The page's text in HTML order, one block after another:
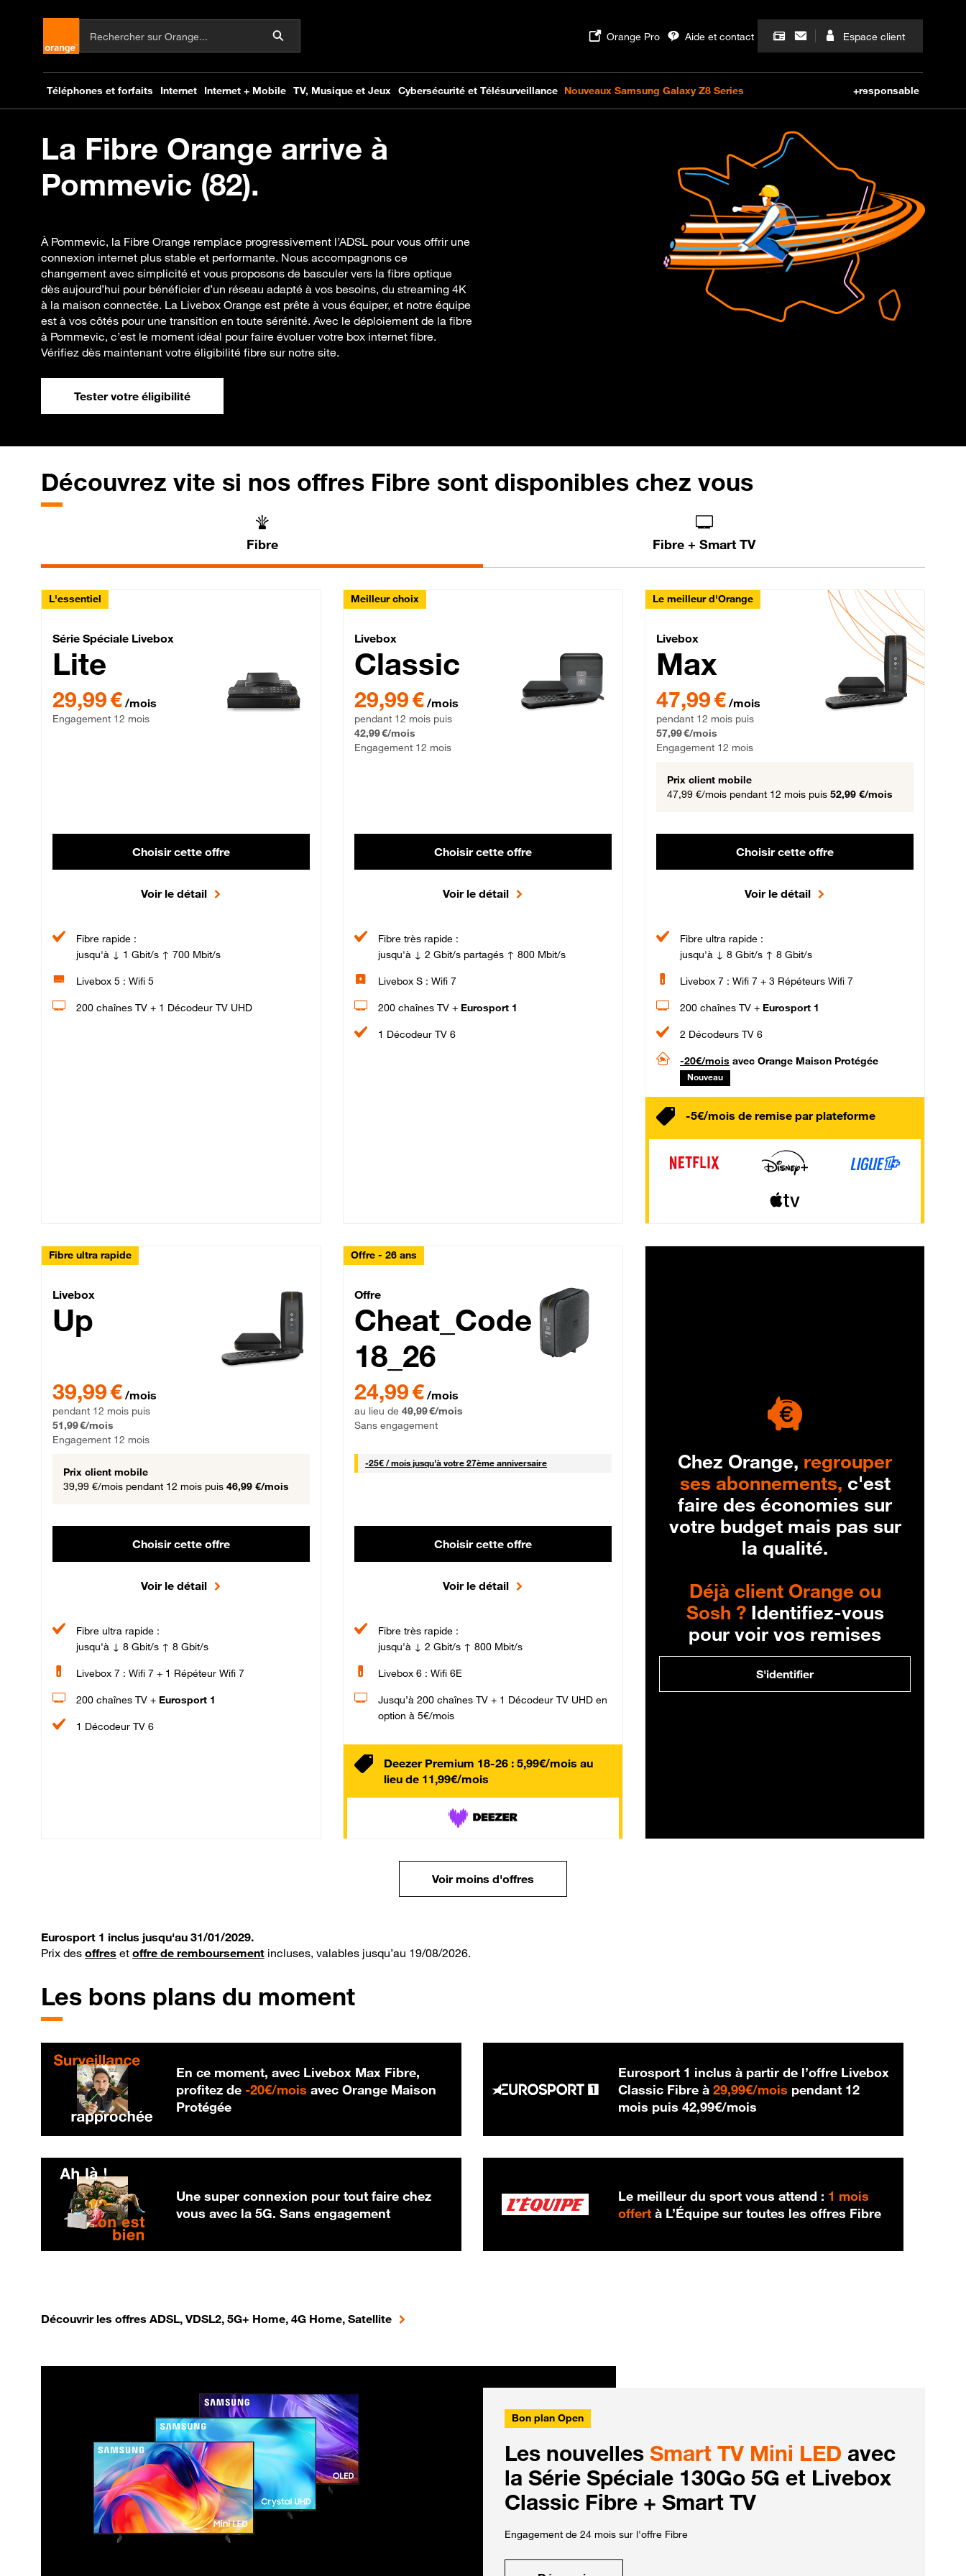
La Fibre Orange arrive à
Pommevic (82).
À Pommevic, la Fibre Orange remplace progressivement l’ADSL pour vous offrir une
connexion internet plus stable et performante. Nous accompagnons ce
changement avec simplicité et vous proposons de basculer vers la fibre optique
dès aujourd’hui pour bénéficier d’un réseau adapté à vos besoins, du streaming 4K
à la maison connectée. La Livebox Orange est prête à vous équiper, et notre équipe
est à vos côtés pour une transition en toute sérénité. Avec le déploiement de la fibre
à Pommevic, c’est le moment idéal pour faire évoluer votre box internet fibre.
Vérifiez dès maintenant votre éligibilité fibre sur notre site.
Tester votre éligibilité
Découvrez vite si nos offres Fibre sont disponibles chez vous
Fibre Fibre + Smart TV
L'essentiel
Série Spéciale Livebox Lite Fibre
Série Spéciale Livebox
Lite
29,99 € par mois , Engagement 12 mois
29,99 € /mois
Engagement 12 mois
Choisir cette offre
Voir le détail
Fibre rapide :
jusqu'à ↓ 1 Gbit/s ↑ 700 Mbit/s
Livebox 5 : Wifi 5
200 chaînes TV + 1 Décodeur TV UHD
Meilleur choix
Livebox Classic Fibre
Livebox
Classic
29,99 € par mois pendant 12 mois puis 42,99 € par mois, Engagement 12 mois
29,99 € /mois
pendant 12 mois puis
42,99 €/mois
Engagement 12 mois
Choisir cette offre
Voir le détail
Fibre très rapide :
jusqu'à ↓ 2 Gbit/s partagés ↑ 800 Mbit/s
Livebox S : Wifi 7
200 chaînes TV + Eurosport 1
1 Décodeur TV 6
Le meilleur d'Orange
Livebox Max Fibre
Livebox
Max
47,99 € par mois pendant 12 mois puis 57,99 € par mois,
47,99 € /mois
pendant 12 mois puis
57,99 €/mois
Engagement 12 mois
Prix client mobile
47,99 €/mois pendant 12 mois puis 52,99 €/mois
Choisir cette offre
Voir le détail
Fibre ultra rapide :
jusqu'à ↓ 8 Gbit/s ↑ 8 Gbit/s
Livebox 7 : Wifi 7 + 3 Répéteurs Wifi 7
200 chaînes TV + Eurosport 1
2 Décodeurs TV 6
-20€/mois avec Orange Maison Protégée
Nouveau
-5€/mois de remise par plateforme
Fibre ultra rapide
Livebox Up Fibre
Livebox
Up
39,99 € /mois
pendant 12 mois puis
51,99 €/mois
Engagement 12 mois
Prix client mobile
39,99 €/mois pendant 12 mois puis 46,99 €/mois
Choisir cette offre
Voir le détail
Fibre ultra rapide :
jusqu'à ↓ 8 Gbit/s ↑ 8 Gbit/s
Livebox 7 : Wifi 7 + 1 Répéteur Wifi 7
200 chaînes TV + Eurosport 1
1 Décodeur TV 6
Offre - 26 ans
Cheat_Code Fibre_18_26
Offre
Cheat_Code
18_26
24,99 € /mois
au lieu de 49,99 €/mois
Sans engagement
-25€ / mois25 € par mois
jusqu'à votre 27ème anniversaire
Choisir cette offre
Voir le détail
Fibre très rapide :
jusqu'à ↓ 2 Gbit/s ↑ 800 Mbit/s
Livebox 6 : Wifi 6E
Jusqu’à 200 chaînes TV + 1 Décodeur TV UHD en
option à 5€/mois
Deezer Premium 18-26 : 5,99€/mois au
lieu de 11,99€/mois
Chez Orange, regrouper
ses abonnements, c'est
faire des économies sur
votre budget mais pas sur
la qualité.
Déjà client Orange ou
Sosh ?Identifiez-vous
pour voir vos remises
S'identifier
Voir moins d'offres
Eurosport 1 inclus jusqu'au 31/01/2029.
Prix des offres et offre de remboursement incluses, valables jusqu’au 19/08/2026.
Les bons plans du moment
En ce moment, avec Livebox Max Fibre,
profitez de -20€/mois 20 € par mois
avec Orange Maison
Protégée
Eurosport 1 inclus à partir de l’offre Livebox
Classic Fibre à29,99€/mois 29,99 € par mois
pendant 12
mois puis42,99€/mois
Une super connexion pour tout faire chez
vous avec la 5G. Sans engagement
Le meilleur du sport vous attend : 1 mois
offert à L’Équipe sur toutes les offres Fibre
Découvrir les offres ADSL, VDSL2, 5G+ Home, 4G Home, Satellite
Bon plan Open
Les nouvelles Smart TV Mini LED avec
la Série Spéciale 130Go 5G et Livebox
Classic Fibre + Smart TV
Engagement de 24 mois sur l'offre Fibre